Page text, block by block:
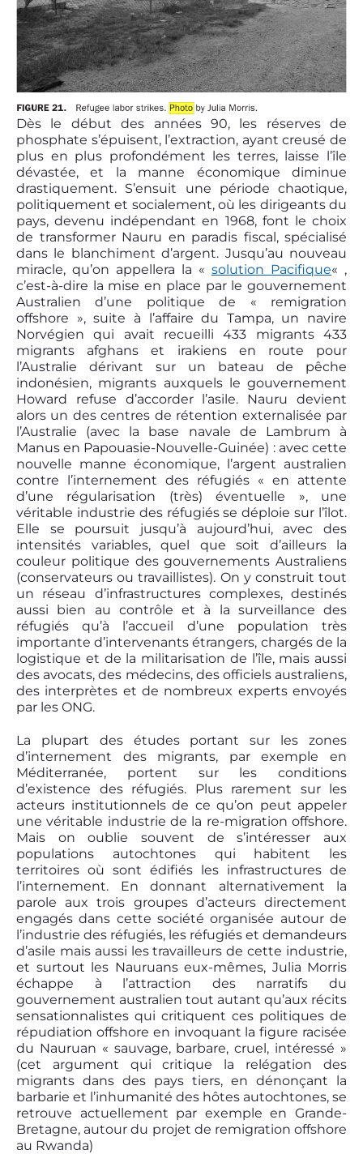
Dès le début des années 90, les réserves de
phosphate s’épuisent, l’extraction, ayant creusé de
plus en plus profondément les terres, laisse l’île
dévastée, et la manne économique diminue
drastiquement. S’ensuit une période chaotique,
politiquement et socialement, où les dirigeants du
pays, devenu indépendant en 1968, font le choix
de transformer Nauru en paradis fiscal, spécialisé
dans le blanchiment d’argent. Jusqu’au nouveau
miracle, qu’on appellera la « solution Pacifique« ,
c’est-à-dire la mise en place par le gouvernement
Australien d’une politique de « remigration
offshore », suite à l’affaire du Tampa, un navire
Norvégien qui avait recueilli 433 migrants 433
migrants afghans et irakiens en route pour
l’Australie dérivant sur un bateau de pêche
indonésien, migrants auxquels le gouvernement
Howard refuse d’accorder l’asile. Nauru devient
alors un des centres de rétention externalisée par
l’Australie (avec la base navale de Lambrum à
Manus en Papouasie-Nouvelle-Guinée) : avec cette
nouvelle manne économique, l’argent australien
contre l’internement des réfugiés « en attente
d’une régularisation (très) éventuelle », une
véritable industrie des réfugiés se déploie sur l’îlot.
Elle se poursuit jusqu’à aujourd’hui, avec des
intensités variables, quel que soit d’ailleurs la
couleur politique des gouvernements Australiens
(conservateurs ou travaillistes). On y construit tout
un réseau d’infrastructures complexes, destinés
aussi bien au contrôle et à la surveillance des
réfugiés qu’à l’accueil d’une population très
importante d’intervenants étrangers, chargés de la
logistique et de la militarisation de l’île, mais aussi
des avocats, des médecins, des officiels australiens,
des interprètes et de nombreux experts envoyés
par les ONG.
La plupart des études portant sur les zones
d’internement des migrants, par exemple en
Méditerranée, portent sur les conditions
d’existence des réfugiés. Plus rarement sur les
acteurs institutionnels de ce qu’on peut appeler
une véritable industrie de la re-migration offshore.
Mais on oublie souvent de s’intéresser aux
populations autochtones qui habitent les
territoires où sont édifiés les infrastructures de
l’internement. En donnant alternativement la
parole aux trois groupes d’acteurs directement
engagés dans cette société organisée autour de
l’industrie des réfugiés, les réfugiés et demandeurs
d’asile mais aussi les travailleurs de cette industrie,
et surtout les Nauruans eux-mêmes, Julia Morris
échappe à l’attraction des narratifs du
gouvernement australien tout autant qu’aux récits
sensationnalistes qui critiquent ces politiques de
répudiation offshore en invoquant la figure racisée
du Nauruan « sauvage, barbare, cruel, intéressé »
(cet argument qui critique la relégation des
migrants dans des pays tiers, en dénonçant la
barbarie et l’inhumanité des hôtes autochtones, se
retrouve actuellement par exemple en Grande-
Bretagne, autour du projet de remigration offshore
au Rwanda)